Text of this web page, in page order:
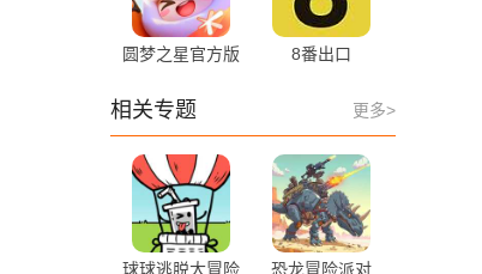
圆梦之星官方版
8番出口
更多>
相关专题
球球逃脱大冒险 恐龙冒险派对